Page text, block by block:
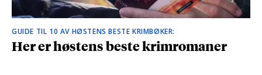
GUIDE TIL 10 AV HØSTENS BESTE KRIMBØKER:
Her er høstens beste krimromaner